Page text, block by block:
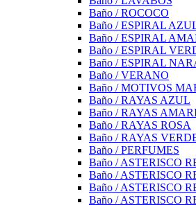
Baño / ROCOCO
Baño / ESPIRAL
Baño / ESPIRAL
Baño / ESPIRAL
Baño / ESPIRAL
Baño / VERANO
Baño / MOTIVOS
Baño / RAYAS AZUL
Baño / RAYAS
Baño / RAYAS ROSA
Baño / RAYAS
Baño / PERFUMES
Baño / ASTERISCO
Baño / ASTERISCO
Baño / ASTERISCO
Baño / ASTERISCO